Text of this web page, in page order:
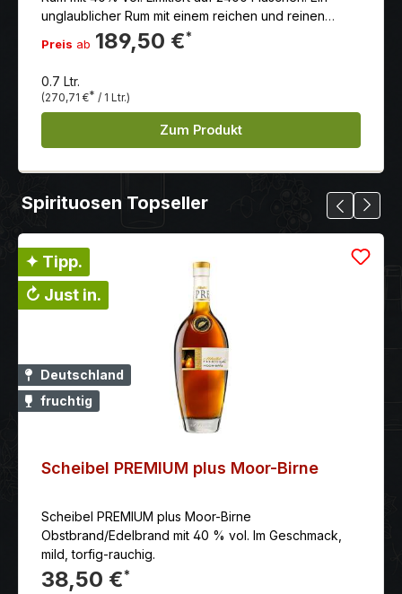
unglaublicher Rum mit einem reichen und reinen
Geschmack.
Preis ab 189,50 €*
0.7 Ltr.
(270,71 €* / 1 Ltr.)
Zum Produkt
Spirituosen Topseller
✦ Tipp.
↻ Just in.
Deutschland
fruchtig
Scheibel PREMIUM plus Moor-Birne
Scheibel PREMIUM plus Moor-Birne
Obstbrand/Edelbrand mit 40 % vol. Im Geschmack,
mild, torfig-rauchig.
38,50 €*